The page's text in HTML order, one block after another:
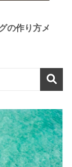
の作り方メ